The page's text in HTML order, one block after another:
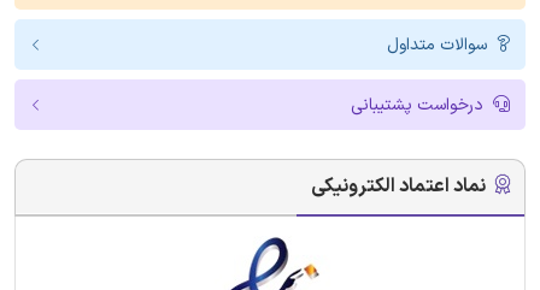
سوالات متداول
درخواست پشتیبانی
نماد اعتماد الکترونیکی